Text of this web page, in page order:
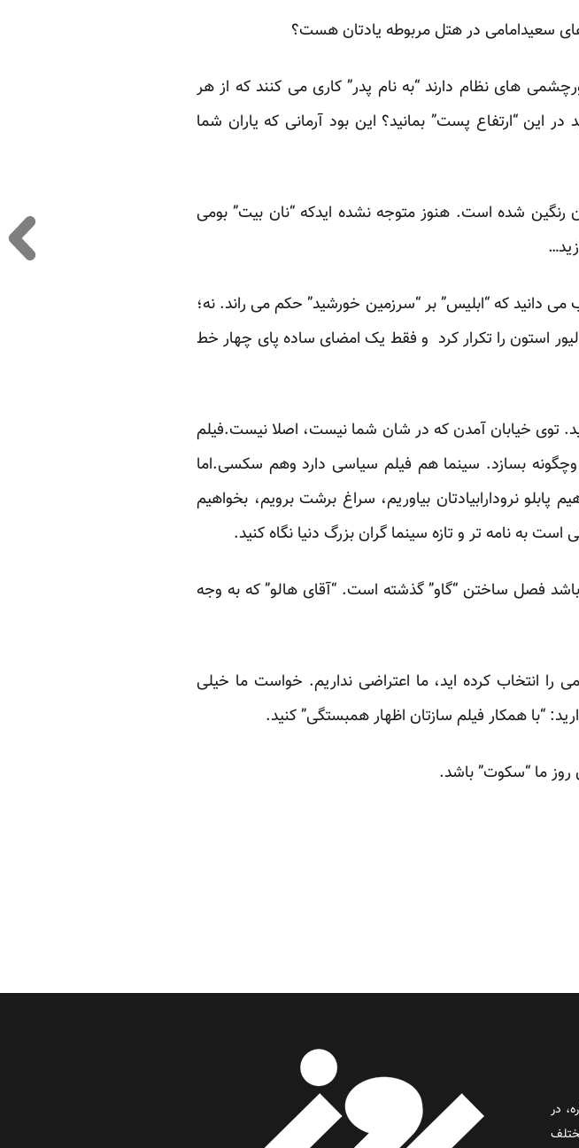
سعیدامامی در هتل مربوطه یادتان هست؟
های نظام دارند “به نام پدر” کاری می کنند که از هر
این “ارتفاع پست” بمانید؟ این بود آرمانی که یاران شما
رنگین شده است. هنوز متوجه نشده ایدکه “نان بیت” بومی
دانید که “ابلیس” بر “سرزمین خورشید” حکم می راند. نه؛
استون را تکرار کرد و فقط یک امضای ساده پای چهار خط
توی خیابان آمدن که در شان شما نیست، اصلا نیست.فیلم
بسازد. سینما هم فیلم سیاسی دارد وهم سکسی.اما
نرودارابیادتان بیاوریم، سراغ برشت برویم، بخواهیم
به نامه تر و تازه سینما گران بزرگ دنیا نگاه کنید.
فصل ساختن “گاو” گذشته است. “آقای هالو” که به وجه
انتخاب کرده اید، ما اعتراضی نداریم. خواست ما خیلی
“با همکار فیلم سازتان اظهار همبستگی” کنید.
روز ما “سکوت” باشد.
طول ۱۲ سال فعالیت و انتشار ۲۵۰۰ شماره، در